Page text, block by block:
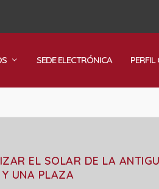
SEDE ELECTRÓNICA
EL SOLAR DE LA
UNA PLAZA